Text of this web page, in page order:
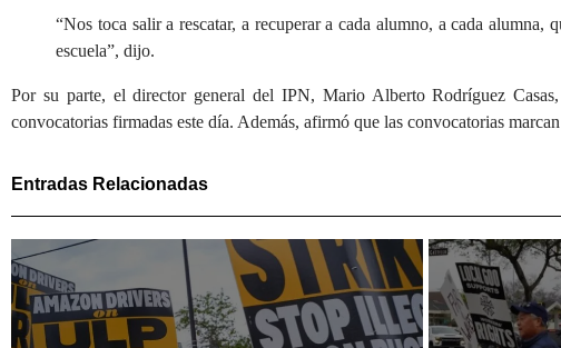
“Nos toca salir a rescatar, a recuperar a cada alumno, a cada
escuela”, dijo.
Por su parte, el director general del IPN, Mario Alberto Rodríguez
convocatorias firmadas este día. Además, afirmó que las convocatorias
Entradas Relacionadas